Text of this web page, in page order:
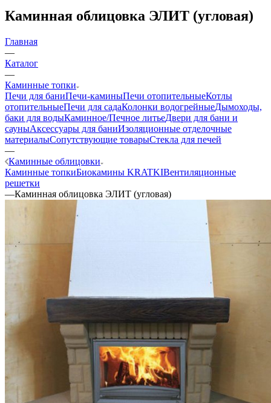
Каминная облицовка ЭЛИТ (угловая)
Главная
—
Каталог
—
Каминные топки
Печи для баниПечи-каминыПечи отопительныеКотлы
отопительныеПечи для садаКолонки водогрейныеДымоходы,
баки для водыКаминное/Печное литьеДвери для бани и
сауныАксессуары для баниИзоляционные отделочные
материалыСопутствующие товарыСтекла для печей
—
Каминные облицовки
Каминные топкиБиокамины KRATKIВентиляционные
решетки
—Каминная облицовка ЭЛИТ (угловая)